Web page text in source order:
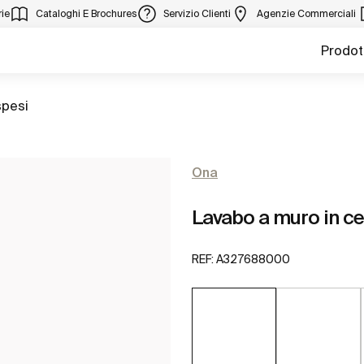
Cataloghi E Brochures Servizio Clienti Agenzie Commerciali
Ona
Lavabo a muro in
REF: A327688000